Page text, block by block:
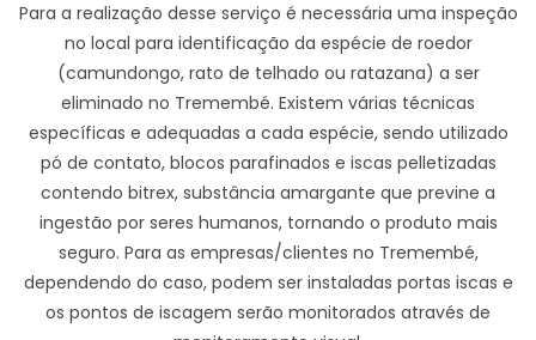
Para a realização desse serviço é necessária uma inspeção
no local para identificação da espécie de roedor
(camundongo, rato de telhado ou ratazana) a ser
eliminado no Tremembé. Existem várias técnicas
específicas e adequadas a cada espécie, sendo utilizado
pó de contato, blocos parafinados e iscas pelletizadas
contendo bitrex, substância amargante que previne a
ingestão por seres humanos, tornando o produto mais
seguro. Para as empresas/clientes no Tremembé,
dependendo do caso, podem ser instaladas portas iscas e
os pontos de iscagem serão monitorados através de